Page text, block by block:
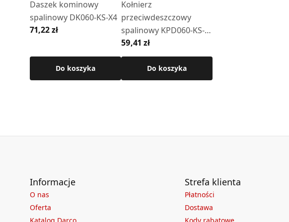
Daszek kominowy
spalinowy DK060-KS-X4
71,22 zł
Do koszyka
Kołnierz
przeciwdeszczowy
spalinowy KPD060-KS-
X4 z czerpnią
59,41 zł
Do koszyka
Informacje
O nas
Oferta
Katalog Darco
Strefa klienta
Płatności
Dostawa
Kody rabatowe